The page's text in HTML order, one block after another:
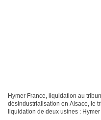
Hymer France, liquidation au
désindustrialisation en Alsace, le
liquidation de deux usines :